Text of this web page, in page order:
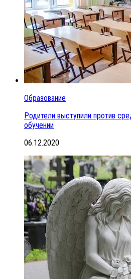
Образование
Родители выступили против
обучении
06.12.2020